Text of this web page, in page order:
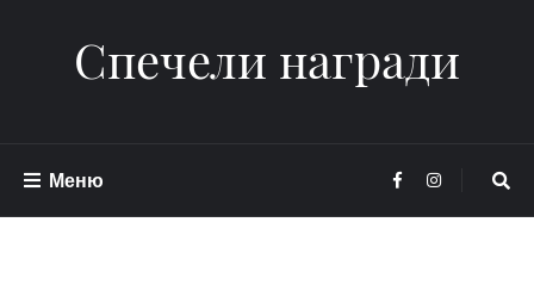
Спечели награди
Меню